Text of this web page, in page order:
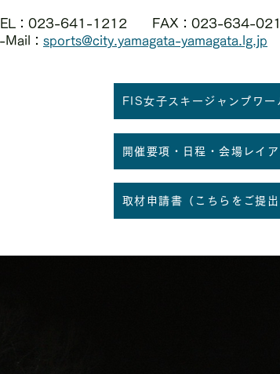
：023-641-1212 FAX：023-634-
Mail： sports@city.yamagata-yamagata.lg.jp
FIS女子スキージャンプワ
開催要項・日程・会場レイア
取材申請書（こちらをご提出